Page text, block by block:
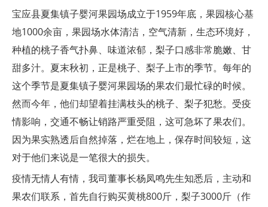
宝应县夏集镇子婴河果园场成立于1959年底，果园核心基
地1000余亩，果园场水体清洁，空气清新，生态环境好，
种植的桃子香气扑鼻、味道浓郁，梨子口感非常脆嫩、甘
甜多汁。夏末秋初，正是桃子、梨子上市的季节。每年的
这个季节是夏集镇子婴河果园场的果农们最忙碌的时候。
然而今年，他们却望着挂满枝头的桃子、梨子犯愁。受疫
情影响，交通不畅让销路严重受阻，这可急坏了果农们。
因为果实熟透后自然掉落，烂在地上，保存时间较短，这
对于他们来说是一笔很大的损失。
疫情无情人有情，我司董事长杨凤鸣先生知悉后，主动和
果农们联系，首先自行购买黄桃800斤，梨子3000斤（作